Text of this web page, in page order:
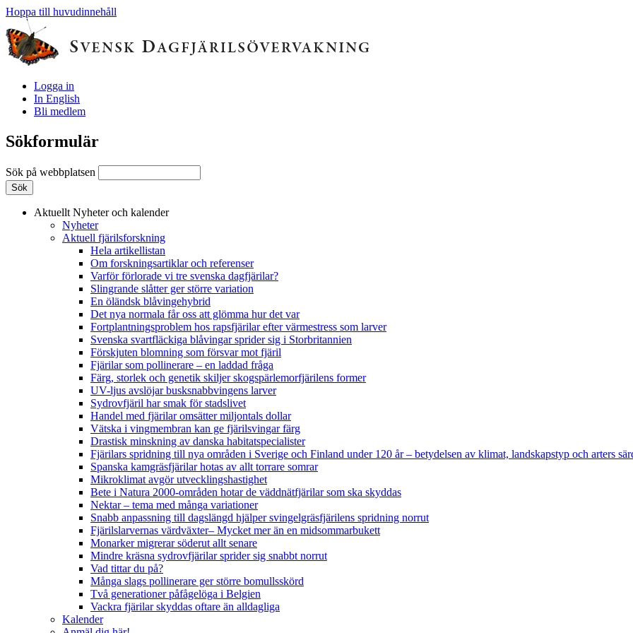
Hoppa till huvudinnehåll
Logga in
In English
Bli medlem
Sökformulär
Sök på webbplatsen
Aktuellt Nyheter och kalender
Nyheter
Aktuell fjärilsforskning
Hela artikellistan
Om forskningsartiklar och referenser
Varför förlorade vi tre svenska dagfjärilar?
Slingrande slåtter ger större variation
En öländsk blåvingehybrid
Det nya normala får oss att glömma hur det var
Fortplantningsproblem hos rapsfjärilar efter värmestress som larver
Svenska svartfläckiga blåvingar sprider sig i Storbritannien
Förskjuten blomning som försvar mot fjäril
Fjärilar som pollinerare – en laddad fråga
Färg, storlek och genetik skiljer skogspärlemorfjärilens former
UV-ljus avslöjar busksnabbvingens larver
Sydrovfjäril har smak för stadslivet
Handel med fjärilar omsätter miljontals dollar
Vätska i vingmembran kan ge fjärilsvingar färg
Drastisk minskning av danska habitatspecialister
Fjärilars spridning till nya områden i Sverige och Finland under 120 år– betydelsen av klimat, landskapstyp och arters
Spanska kamgräsfjärilar hotas av allt torrare somrar
Mikroklimat avgör utvecklingshastighet
Bete i Natura 2000-områden hotar de väddnätfjärilar som ska skyddas
Nektar – tema med många variationer
Snabb anpassning till dagslängd hjälper svingelgräsfjärilens spridning norrut
Fjärilslarvernas värdväxter– Mycket mer än en midsommarbukett
Monarker migrerar söderut allt senare
Mindre kräsna sydrovfjärilar sprider sig snabbt norrut
Vad tittar du på?
Många slags pollinerare ger större bomullsskörd
Två generationer påfågelöga i Belgien
Vackra fjärilar skyddas oftare än alldagliga
Kalender